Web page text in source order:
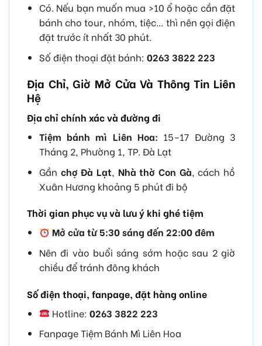
Có. Nếu bạn muốn mua >10 ổ hoặc cần đặt
bánh cho tour, nhóm, tiệc… thì nên gọi điện
đặt trước ít nhất 30 phút.
Số điện thoại đặt bánh: 0263 3822 223
Địa Chỉ, Giờ Mở Cửa Và Thông Tin Liên
Hệ
Địa chỉ chính xác và đường đi
Tiệm bánh mì Liên Hoa: 15–17 Đường 3
Tháng 2, Phường 1, TP. Đà Lạt
Gần chợ Đà Lạt, Nhà thờ Con Gà, cách hồ
Xuân Hương khoảng 5 phút đi bộ
Thời gian phục vụ và lưu ý khi ghé tiệm
Mở cửa từ 5:30 sáng đến 22:00 đêm
Nên đi vào buổi sáng sớm hoặc sau 2 giờ
chiều để tránh đông khách
Số điện thoại, fanpage, đặt hàng online
Hotline:0263 3822 223
Fanpage Tiệm Bánh Mì Liên Hoa